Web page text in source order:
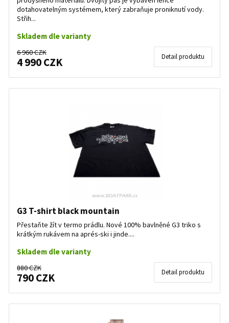
dotahovatelným systémem, který zabraňuje proniknutí vody.
Střih...
Skladem dle varianty
6 960 CZK
4 990 CZK Detail produktu
G3 T-shirt black mountain
Přestaňte žít v termo prádlu. Nové 100% bavlněné G3 triko s
krátkým rukávem na aprés-ski i jinde....
Skladem dle varianty
880 CZK
790 CZK Detail produktu